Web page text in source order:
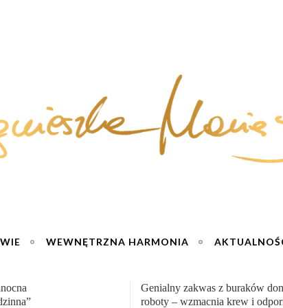
WEWNĘTRZNA HARMONIA
z buraków domowej
krew i odporność
„Przemiana” Podróż do siły i